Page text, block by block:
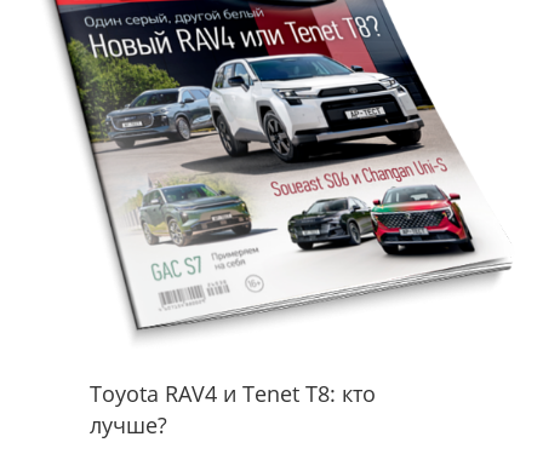
Toyota RAV4 и Tenet T8: кто
лучше?